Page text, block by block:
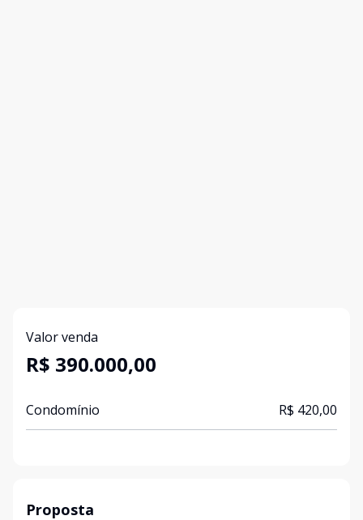
Valor venda
R$ 390.000,00
Condomínio R$ 420,00
Proposta